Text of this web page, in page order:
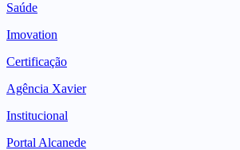
Saúde
Imovation
Certificação
Agência Xavier
Institucional
Portal Alcanede